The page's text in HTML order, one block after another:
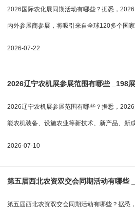
2026国际农化展同期活动有哪些？据悉，
内外参展商参展，将吸引来自全球120多个国
2026-07-22
2026辽宁农机展参展范围有哪些 _198
2026辽宁农机展参展范围有哪些？据悉，
能农机装备、设施农业等新技术、新产品、新
2026-07-10
第五届西北农资双交会同期活动有哪些
第五届西北农资双交会同期活动有哪些？据悉